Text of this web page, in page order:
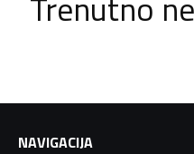
NAVIGACIJA